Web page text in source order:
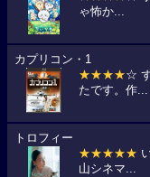
ゃ怖か...
カプリコン・1
★★★★☆
たです。作...
トロフィー
★★★★★
山シネマ...